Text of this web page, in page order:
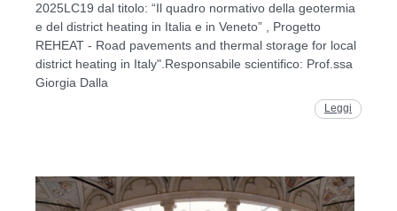
2025LC19 dal titolo: “Il quadro normativo della geotermia
e del district heating in Italia e in Veneto” , Progetto
REHEAT - Road pavements and thermal storage for local
district heating in Italy".Responsabile scientifico: Prof.ssa
Giorgia Dalla
Leggi